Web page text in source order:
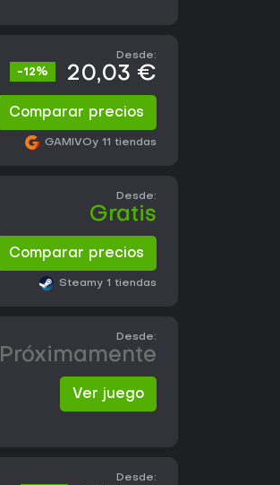
-12%
Desde:
20,03 €
Comparar precios
GAMIVOy 11 tiendas
Desde:
Gratis
Comparar precios
Steamy 1 tiendas
Desde:
Próximamente
Ver juego
Desde: